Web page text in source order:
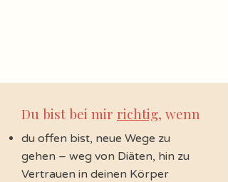
Du bist bei mir richtig, wenn
du offen bist, neue Wege zu
gehen – weg von Diäten, hin zu
Vertrauen in deinen Körper